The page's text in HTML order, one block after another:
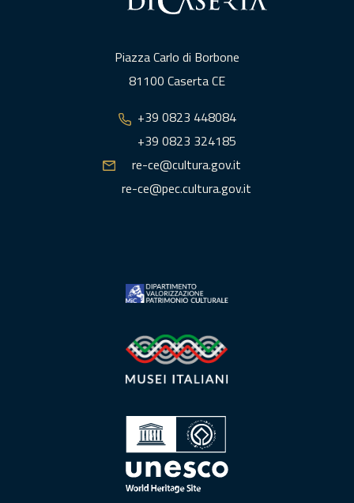
Piazza Carlo di Borbone
81100 Caserta CE
+39 0823 448084
+39 0823 324185
re-ce@cultura.gov.it
re-ce@pec.cultura.gov.it